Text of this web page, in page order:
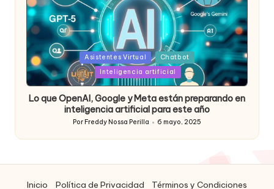
Posted
in
Asistentes Virtual
Chatbot
Inteligencia artificial
Lo que OpenAI, Google y Meta están preparando en
inteligencia artificial para este año
Publicado
por
Por Freddy Nossa Perilla 6 mayo, 2025
Inicio Política de Privacidad Términos y Condiciones